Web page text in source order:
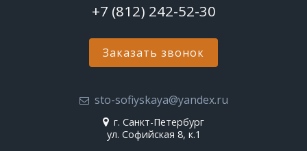
+7 (812) 242-52-30
Заказать звонок
sto-sofiyskaya@yandex.ru
г. Санкт-Петербург
ул. Софийская 8, к.1